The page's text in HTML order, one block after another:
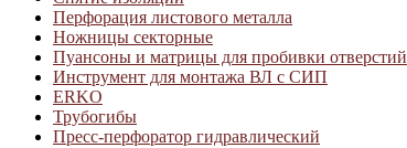
Перфорация листового металла
Ножницы секторные
Пуансоны и матрицы для пробивки отверстий
Инструмент для монтажа ВЛ с СИП
ERKO
Трубогибы
Пресс-перфоратор гидравлический